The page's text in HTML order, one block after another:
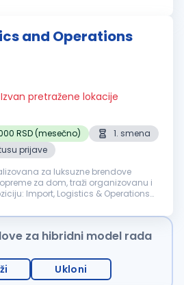
and Operations
Izvan pretražene lokacije
RSD (mesečno)
1. smena
prijave
za luksuzne brendove
za dom, traži organizovanu i
Import, Logistics & Operations
za hibridni model rada
Ukloni